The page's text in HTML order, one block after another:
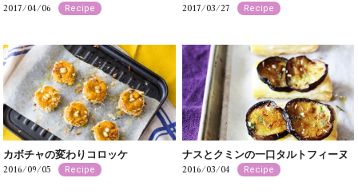
2017/04/06 Recipe 2017/03/27 Recipe
カボチャの変わりコロッケ
2016/09/05 Recipe
ナスとクミンの一口タルトフィーヌ
2016/03/04 Recipe